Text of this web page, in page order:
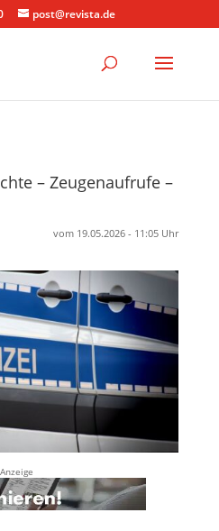
post@revista.de
– Zeugenaufrufe –
vom 19.05.2026 - 11:05 Uhr
Anzeige